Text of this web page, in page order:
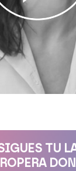
TU